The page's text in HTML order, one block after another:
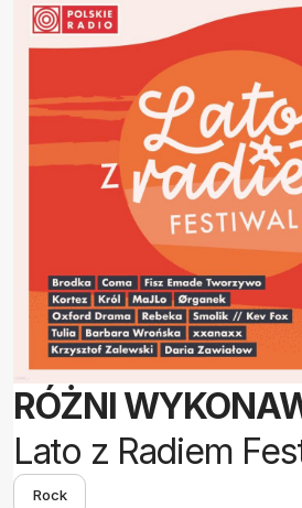
RÓŻNI
Lato z Radiem
Rock